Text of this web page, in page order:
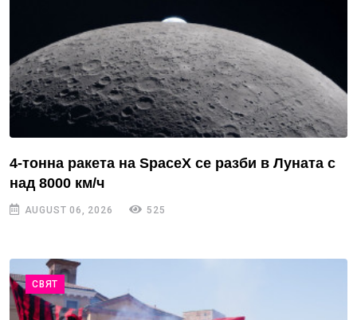
4-тонна ракета на SpaceX се разби в Луната с
над 8000 км/ч
AUGUST 06, 2026 525
СВЯТ